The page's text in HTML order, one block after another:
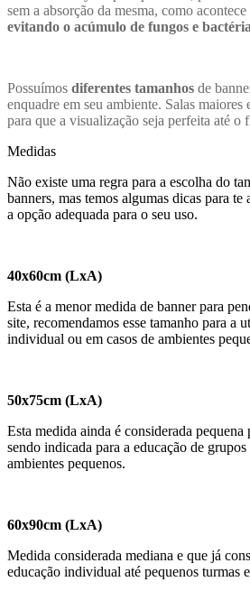
sem a absorção da mesma, como
evitando o acúmulo de fungos e
Possuímos diferentes tamanhos de
enquadre em seu ambiente. Salas maiores
para que a visualização seja perfeita até o
Medidas
Não existe uma regra para a escolha do
banners, mas temos algumas dicas para
a opção adequada para o seu uso.
40x60cm (LxA)
Esta é a menor medida de banner para
site, recomendamos esse tamanho para a
individual ou em casos de ambientes
50x75cm (LxA)
Esta medida ainda é considerada pequena
sendo indicada para a educação de
ambientes pequenos.
60x90cm (LxA)
Medida considerada mediana e que já
educação individual até pequenos turmas